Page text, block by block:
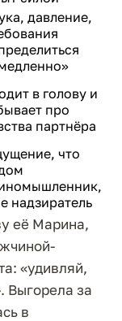
давление,
в голову и
про
партнёра
что
надзиратель
её Марина,
«удивляй,
Выгорела за
в